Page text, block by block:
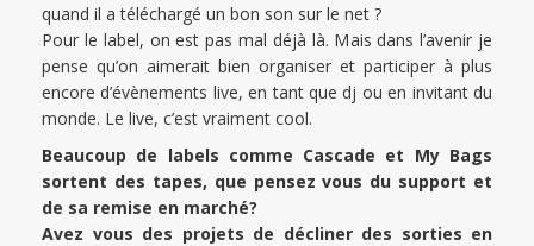
quand il a téléchargé un bon son sur le net ?
Pour le label, on est pas mal déjà là. Mais dans l’avenir je
pense qu’on aimerait bien organiser et participer à plus
encore d’évènements live, en tant que dj ou en invitant du
monde. Le live, c’est vraiment cool.
Beaucoup de labels comme Cascade et My Bags
sortent des tapes, que pensez vous du support et
de sa remise en marché?
Avez vous des projets de décliner des sorties en